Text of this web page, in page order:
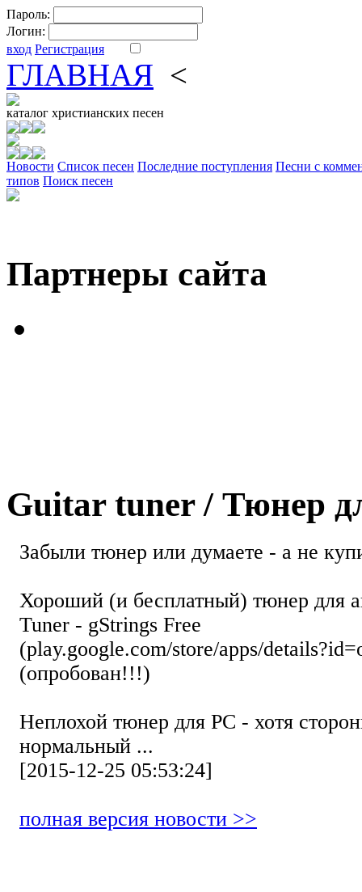
Пароль:
Логин:
вход Регистрация
ГЛАВНАЯ <
каталог христианских песен
Новости Cписок песен Последние поступления Песни с
типов Поиск песен
Партнеры сайта
Guitar tuner / Тюнер
Забыли тюнер или думаете - а не
Хороший (и бесплатный) тюнер для
Tuner - gStrings Free
(play.google.com/store/apps/
(опробован!!!)
Неплохой тюнер для РС - хотя
нормальный ...
[2015-12-25 05:53:24]
полная версия новости >>